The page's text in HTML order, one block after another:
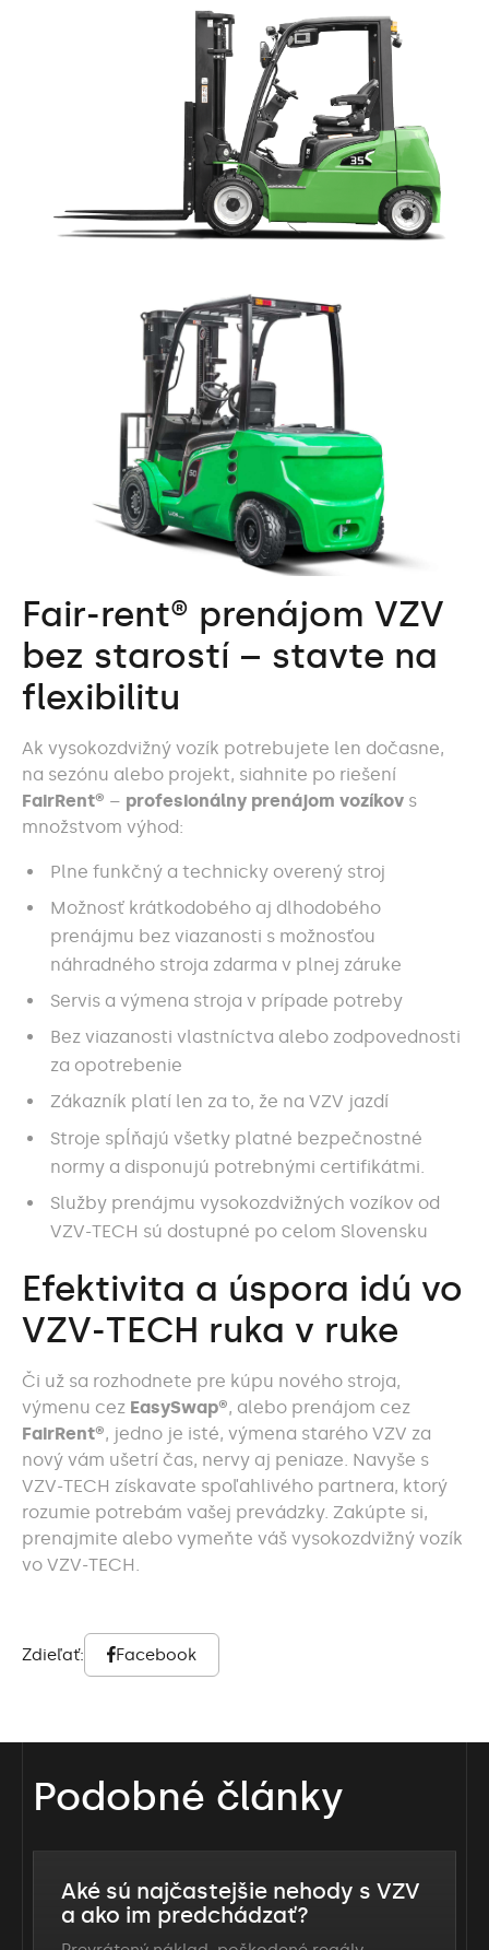
Fair-rent® prenájom VZV
bez starostí – stavte na
flexibilitu
Ak vysokozdvižný vozík potrebujete len dočasne,
na sezónu alebo projekt, siahnite po riešení
FairRent® – profesionálny prenájom vozíkov s
množstvom výhod:
Plne funkčný a technicky overený stroj
Možnosť krátkodobého aj dlhodobého
prenájmu bez viazanosti s možnosťou
náhradného stroja zdarma v plnej záruke
Servis a výmena stroja v prípade potreby
Bez viazanosti vlastníctva alebo zodpovednosti
za opotrebenie
Zákazník platí len za to, že na VZV jazdí
Stroje spĺňajú všetky platné bezpečnostné
normy a disponujú potrebnými certifikátmi.
Služby prenájmu vysokozdvižných vozíkov od
VZV-TECH sú dostupné po celom Slovensku
Efektivita a úspora idú vo
VZV-TECH ruka v ruke
Či už sa rozhodnete pre kúpu nového stroja,
výmenu cez EasySwap®, alebo prenájom cez
FairRent®, jedno je isté, výmena starého VZV za
nový vám ušetrí čas, nervy aj peniaze. Navyše s
VZV-TECH získavate spoľahlivého partnera, ktorý
rozumie potrebám vašej prevádzky. Zakúpte si,
prenajmite alebo vymeňte váš vysokozdvižný vozík
vo VZV-TECH.
Zdieľať: Facebook
Podobné články
Aké sú najčastejšie nehody s VZV
a ako im predchádzať?